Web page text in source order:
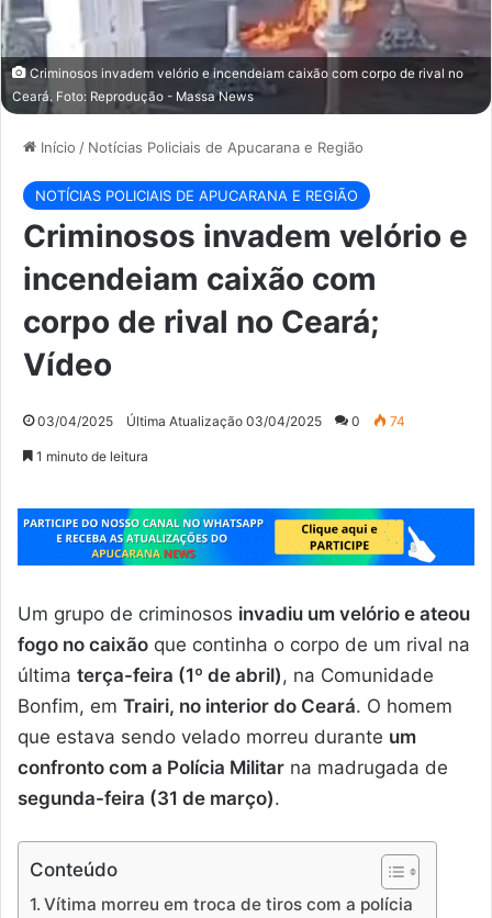
Criminosos invadem velório e incendeiam caixão com corpo de rival no
Ceará. Foto: Reprodução - Massa News
Início / Notícias Policiais de Apucarana e Região
NOTÍCIAS POLICIAIS DE APUCARANA E REGIÃO
Criminosos invadem velório e
incendeiam caixão com
corpo de rival no Ceará;
Vídeo
03/04/2025 Última Atualização 03/04/2025 0 74
1 minuto de leitura
Um grupo de criminosos invadiu um velório e ateou
fogo no caixão que continha o corpo de um rival na
última terça-feira (1º de abril) , na Comunidade
Bonfim, em Trairi, no interior do Ceará. O homem
que estava sendo velado morreu durante um
confronto com a Polícia Militar na madrugada de
segunda-feira (31 de março).
Conteúdo
Vítima morreu em troca de tiros com a polícia